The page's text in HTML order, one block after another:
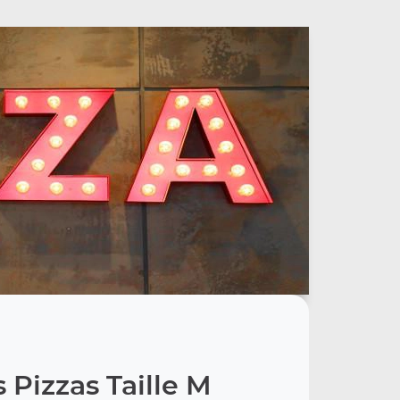
Pizzas Taille M